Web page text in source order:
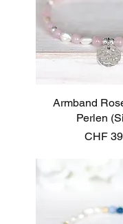
Armband
Perlen
Preis
CHF